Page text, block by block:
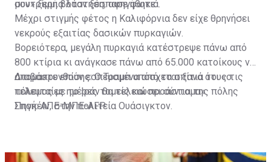
συντρίμμια όταν ξέσπασε φωτιά.
μου» ξερή βλάστηση, αφηγήθηκε.
Μέχρι στιγμής φέτος η Καλιφόρνια δεν είχε θρηνήσει
νεκρούς εξαιτίας δασικών πυρκαγιών.
Βορειότερα, μεγάλη πυρκαγιά κατέστρεψε πάνω από
800 κτίρια κι ανάγκασε πάνω από 65.000 κατοίκους να
απομακρυνθούν εσπευσμένα από τα σπίτια τους τις
τελευταίες ημέρες τομείς και προάστια της πόλης
Σποκέιν, στην πολιτεία Ουάσιγκτον.
Διαβάστε επίσης:Ο Τραμπ υπόσχεται ξανά ότι «ο
πόλεμος με το Ιράν θα τελειώσει σύντομα»
Πηγή: ΑΠΕ-ΜΠΕ-AFP